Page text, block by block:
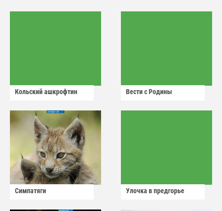
Кольский ашкрофтин Вести с Родины
Симпатяги Улочка в предгорье